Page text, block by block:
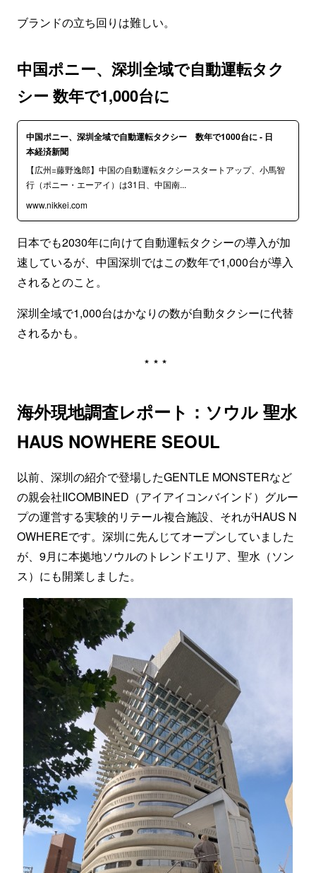
ブランドの立ち回りは難しい。
中国ポニー、深圳全域で自動運転タク
シー 数年で1,000台に
中国ポニー、深圳全域で自動運転タクシー 数年で1000台に - 日
本経済新聞
【広州=藤野逸郎】中国の自動運転タクシースタートアップ、小馬智
行（ポニー・エーアイ）は31日、中国南...
www.nikkei.com
日本でも2030年に向けて自動運転タクシーの導入が加
速しているが、中国深圳ではこの数年で1,000台が導入
されるとのこと。
深圳全域で1,000台はかなりの数が自動タクシーに代替
されるかも。
***
海外現地調査レポート：ソウル 聖水
HAUS NOWHERE SEOUL
以前、深圳の紹介で登場したGENTLE MONSTERなど
の親会社IICOMBINED（アイアイコンバインド）グルー
プの運営する実験的リテール複合施設、それがHAUS N
OWHEREです。深圳に先んじてオープンしていました
が、9月に本拠地ソウルのトレンドエリア、聖水（ソン
ス）にも開業しました。